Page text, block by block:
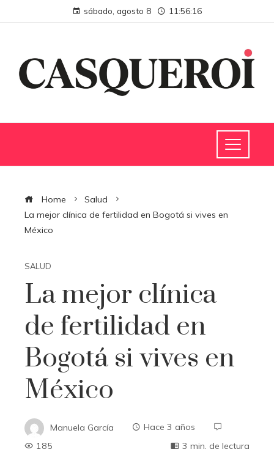
sábado, agosto 8 11:56:17
Home
Salud
La mejor clínica de fertilidad en Bogotá si vives en
México
SALUD
La mejor clínica
de fertilidad en
Bogotá si vives en
México
Manuela García
Hace 3 años
185
3 min. de lectura